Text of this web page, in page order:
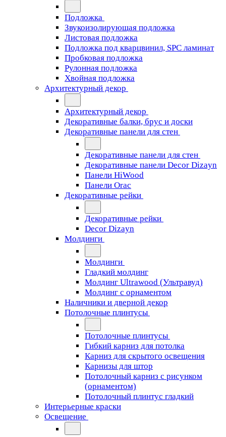
Подложка
Звукоизолирующая подложка
Листовая подложка
Подложка под кварцвинил, SPC ламинат
Пробковая подложка
Рулонная подложка
Хвойная подложка
Архитектурный декор
Архитектурный декор
Декоративные балки, брус и доски
Декоративные панели для стен
Декоративные панели для стен
Декоративные панели Decor Dizayn
Панели HiWood
Панели Orac
Декоративные рейки
Декоративные рейки
Decor Dizayn
Молдинги
Молдинги
Гладкий молдинг
Молдинг Ultrawood (Ультравуд)
Молдинг с орнаментом
Наличники и дверной декор
Потолочные плинтусы
Потолочные плинтусы
Гибкий карниз для потолка
Карниз для скрытого освещения
Карнизы для штор
Потолочный карниз с рисунком
(орнаментом)
Потолочный плинтус гладкий
Интерьерные краски
Освещение